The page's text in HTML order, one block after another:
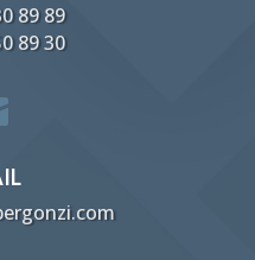
89 89
89 30